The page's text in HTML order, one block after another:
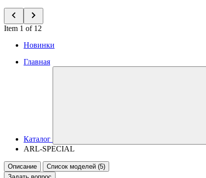
Item 1 of 12
Новинки
Главная
Каталог
ARL-SPECIAL
Описание
Список моделей (5)